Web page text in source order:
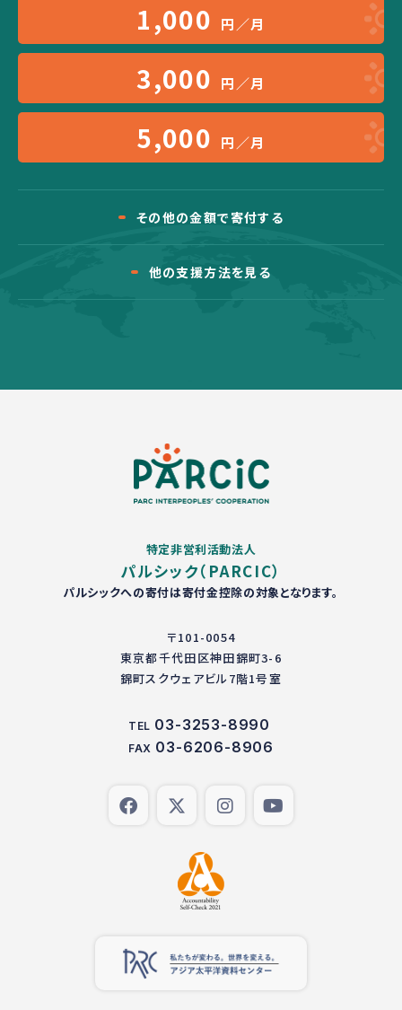
1,000 円／月
3,000 円／月
5,000 円／月
その他の金額で寄付する
他の支援方法を見る
特定非営利活動法人
パルシック（PARCIC）
パルシックへの寄付は寄付金控除の対象となります。
〒101-0054
東京都千代田区神田錦町3-6
錦町スクウェアビル7階1号室
TEL 03-3253-8990
FAX 03-6206-8906